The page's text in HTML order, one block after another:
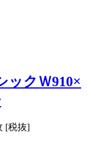
ックＷ910×
[税抜]